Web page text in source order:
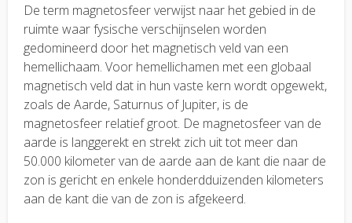
De term magnetosfeer verwijst naar het gebied in de
ruimte waar fysische verschijnselen worden
gedomineerd door het magnetisch veld van een
hemellichaam. Voor hemellichamen met een globaal
magnetisch veld dat in hun vaste kern wordt opgewekt,
zoals de Aarde, Saturnus of Jupiter, is de
magnetosfeer relatief groot. De magnetosfeer van de
aarde is langgerekt en strekt zich uit tot meer dan
50.000 kilometer van de aarde aan de kant die naar de
zon is gericht en enkele honderdduizenden kilometers
aan de kant die van de zon is afgekeerd.